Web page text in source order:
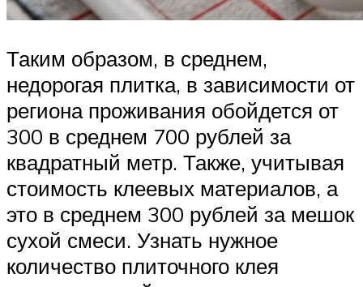
Таким образом, в среднем,
недорогая плитка, в зависимости от
региона проживания обойдется от
300 в среднем 700 рублей за
квадратный метр. Также, учитывая
стоимость клеевых материалов, а
это в среднем 300 рублей за мешок
сухой смеси. Узнать нужное
количество плиточного клея